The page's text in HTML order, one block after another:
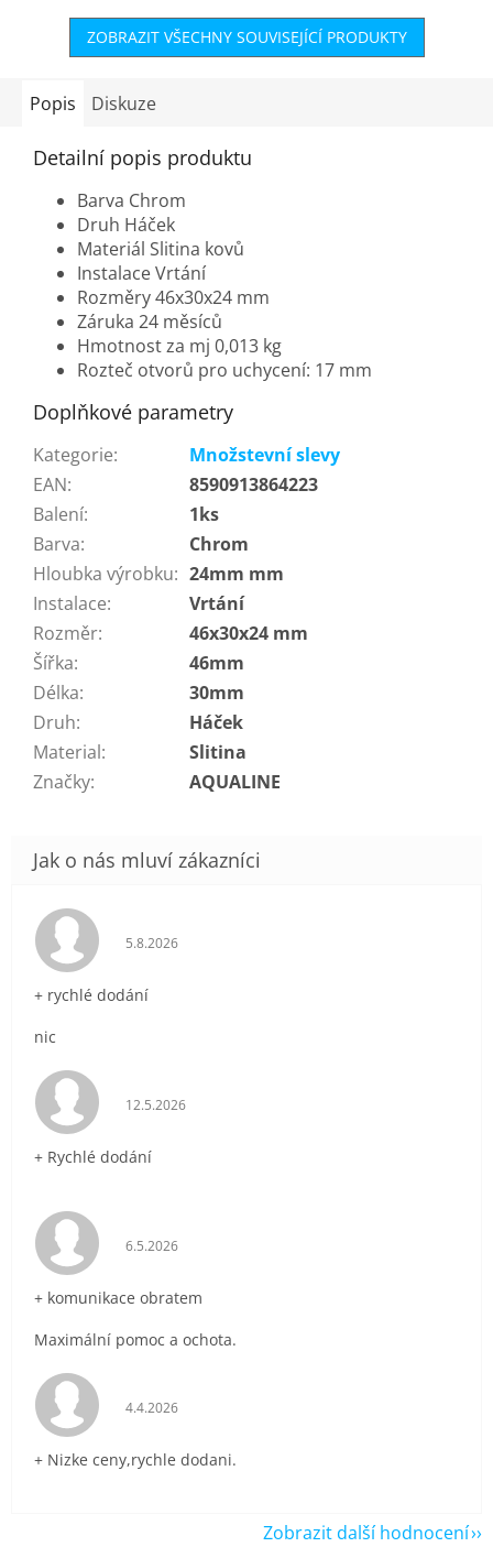
ZOBRAZIT VŠECHNY SOUVISEJÍCÍ PRODUKTY
Popis Diskuze
Detailní popis produktu
Barva Chrom
Druh Háček
Materiál Slitina kovů
Instalace Vrtání
Rozměry 46x30x24 mm
Záruka 24 měsíců
Hmotnost za mj 0,013 kg
Rozteč otvorů pro uchycení: 17 mm
Doplňkové parametry
Kategorie:
Množstevní slevy
EAN:
8590913864223
Balení:
1ks
Barva:
Chrom
Hloubka výrobku: 24mm mm
Instalace:
Vrtání
Rozměr:
46x30x24 mm
Šířka:
46mm
Délka:
30mm
Druh:
Háček
Material:
Slitina
Značky: AQUALINE
Hodnocení obchodu je 5 z 5 hvězdiček.
5.8.2026
+ rychlé dodání
nic
Hodnocení obchodu je 5 z 5 hvězdiček.
12.5.2026
+ Rychlé dodání
Hodnocení obchodu je 5 z 5 hvězdiček.
6.5.2026
+ komunikace obratem
Maximální pomoc a ochota.
Hodnocení obchodu je 5 z 5 hvězdiček.
4.4.2026
+ Nizke ceny,rychle dodani.
Zobrazit další hodnocení